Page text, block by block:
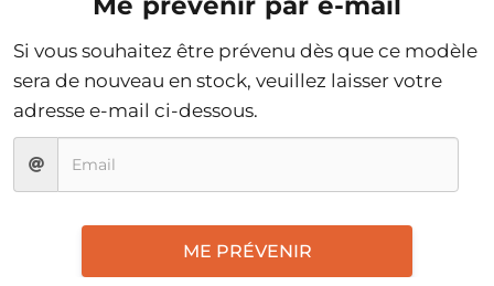
Si vous souhaitez être prévenu dès que ce modèle
sera de nouveau en stock, veuillez laisser votre
adresse e-mail ci-dessous.
ME PRÉVENIR